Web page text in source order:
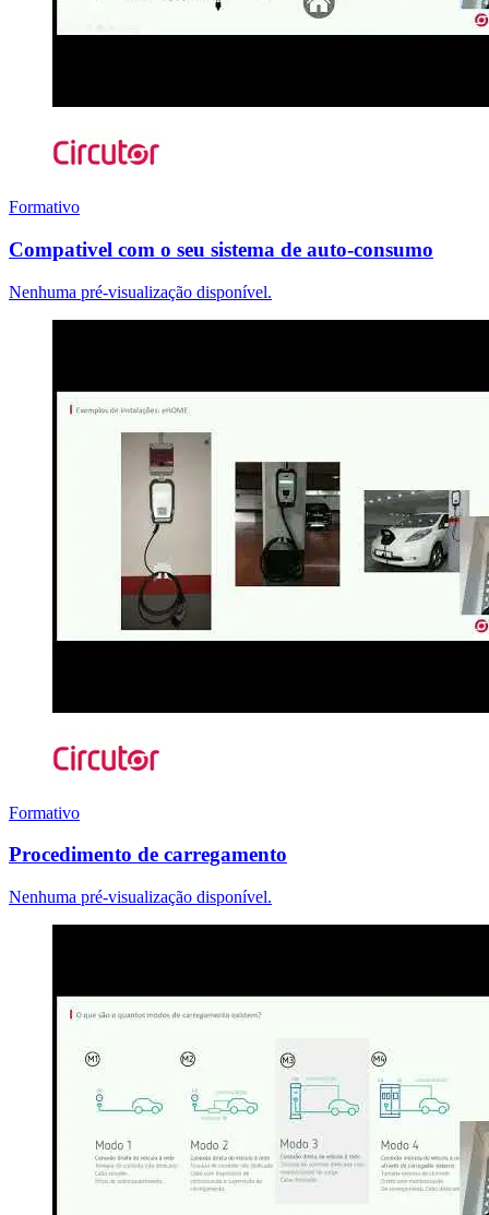
Formativo
Compativel com o seu sistema de auto-consumo
Nenhuma pré-visualização disponível.
Formativo
Procedimento de carregamento
Nenhuma pré-visualização disponível.